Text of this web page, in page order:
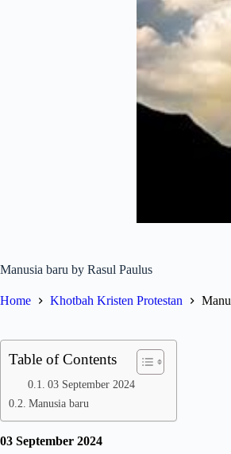
Manusia baru by Rasul Paulus
Home Khotbah Kristen Protestan
Table of Contents
03 September 2024
Manusia baru
03 September 2024